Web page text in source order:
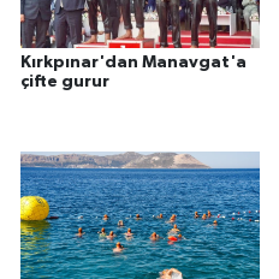
Kırkpınar'dan Manavgat'a
çifte gurur